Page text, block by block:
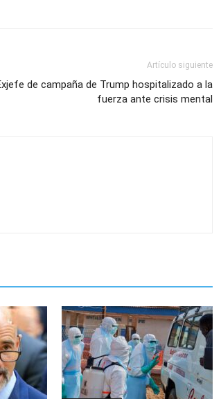
Artículo siguiente
de campaña de Trump hospitalizado a la
fuerza ante crisis mental